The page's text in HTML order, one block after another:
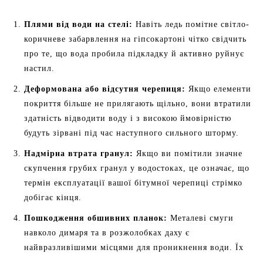
Плями від води на стелі: Навіть ледь помітне світло-
коричневе забарвлення на гіпсокартоні чітко свідчить
про те, що вода пробила підкладку й активно руйнує
настил.
Деформована або відсутня черепиця: Якщо елементи
покриття більше не прилягають щільно, вони втратили
здатність відводити воду і з високою ймовірністю
будуть зірвані під час наступного сильного шторму.
Надмірна втрата гранул: Якщо ви помітили значне
скупчення грубих гранул у водостоках, це означає, що
термін експлуатації вашої бітумної черепиці стрімко
добігає кінця.
Пошкодження обшивних планок: Металеві смуги
навколо димаря та в розжолобках даху є
найвразливішими місцями для проникнення води. Їх